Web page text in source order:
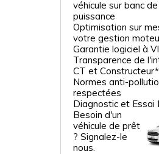
véhicule sur banc de
puissance
Optimisation sur
votre gestion
Garantie logiciel à
Transparence de
CT et Constructeur*
Normes anti-
respectées
Diagnostic et Essai
Besoin d'un
véhicule de prêt
? Signalez-le
nous.